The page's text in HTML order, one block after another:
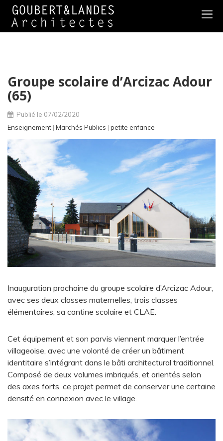
Groupe scolaire d’Arcizac Adour
(65)
Publié le 07/02/2020
Enseignement | Marchés Publics | petite enfance
Inauguration prochaine du groupe scolaire d’Arcizac Adour,
avec ses deux classes maternelles, trois classes
élémentaires, sa cantine scolaire et CLAE.
Cet équipement et son parvis viennent marquer l’entrée
villageoise, avec une volonté de créer un bâtiment
identitaire s’intégrant dans le bâti architectural traditionnel.
Composé de deux volumes imbriqués, et orientés selon
des axes forts, ce projet permet de conserver une certaine
densité en connexion avec le village.